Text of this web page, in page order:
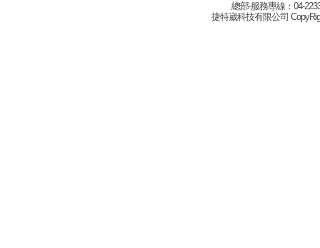
總部-服務專線：04-
捷特崴科技有限公司